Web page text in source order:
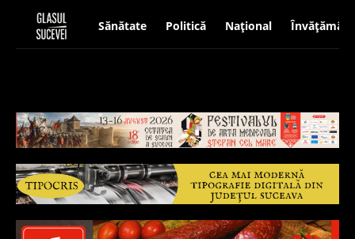
Sănătate Politică Național Învățământ